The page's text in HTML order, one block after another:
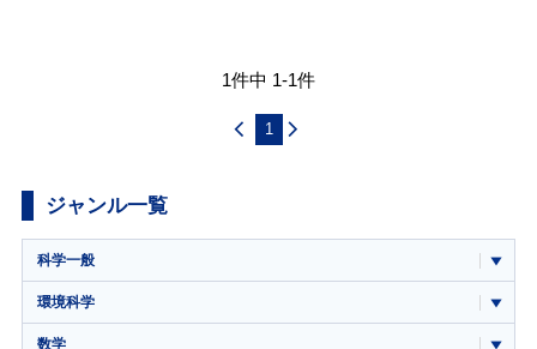
1件中 1-1件
1
ジャンル一覧
科学一般
環境科学
数学